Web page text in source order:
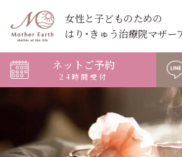
女性と子どものための
はり･きゅう治療院マザー
ネットご予約
24時間受付